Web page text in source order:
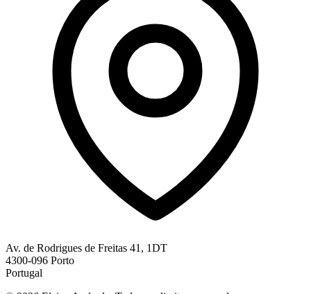
Av. de Rodrigues de Freitas 41, 1DT
4300-096 Porto
Portugal